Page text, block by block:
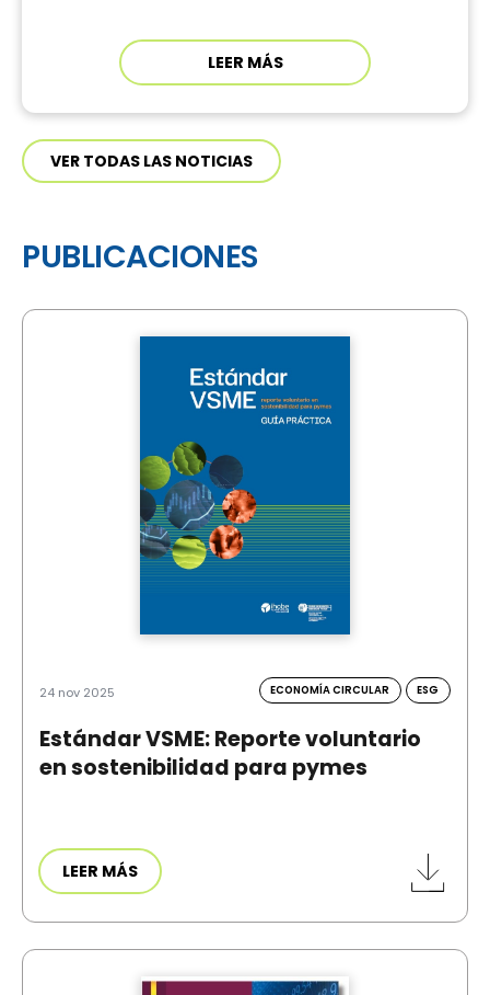
LEER MÁS
VER TODAS LAS NOTICIAS
PUBLICACIONES
24 nov 2025 ECONOMÍA CIRCULAR ESG
Estándar VSME: Reporte voluntario
en sostenibilidad para pymes
LEER MÁS